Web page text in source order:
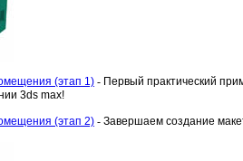
(этап 1) - Первый практический
3ds max!
(этап 2) - Завершаем создание